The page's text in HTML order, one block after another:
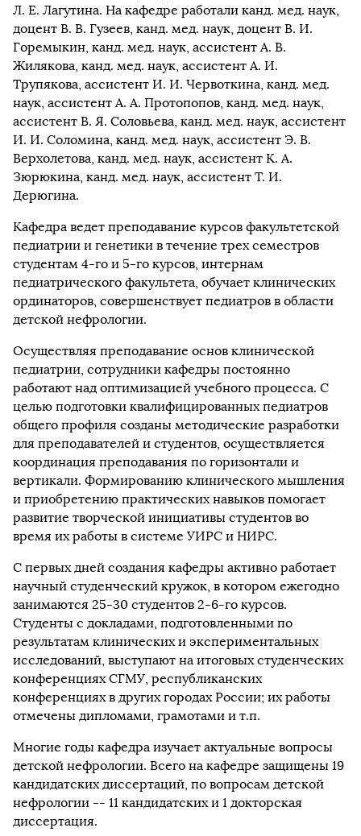
Л. Е. Лагутина. На кафедре работали канд. мед. наук,
доцент В. В. Гузеев, канд. мед. наук, доцент В. И.
Горемыкин, канд. мед. наук, ассистент А. В.
Жилякова, канд. мед. наук, ассистент А. И.
Трупякова, ассистент И. И. Червоткина, канд. мед.
наук, ассистент А. А. Протопопов, канд. мед. наук,
ассистент В. Я. Соловьева, канд. мед. наук, ассистент
И. И. Соломина, канд. мед. наук, ассистент Э. В.
Верхолетова, канд. мед. наук, ассистент К. А.
Зюрюкина, канд. мед. наук, ассистент Т. И.
Дерюгина.
Кафедра ведет преподавание курсов факультетской
педиатрии и генетики в течение трех семестров
студентам 4-го и 5-го курсов, интернам
педиатрического факультета, обучает клинических
ординаторов, совершенствует педиатров в области
детской нефрологии.
Осуществляя преподавание основ клинической
педиатрии, сотрудники кафедры постоянно
работают над оптимизацией учебного процесса. С
целью подготовки квалифицированных педиатров
общего профиля созданы методические разработки
для преподавателей и студентов, осуществляется
координация преподавания по горизонтали и
вертикали. Формированию клинического мышления
и приобретению практических навыков помогает
развитие творческой инициативы студентов во
время их работы в системе УИРС и НИРС.
С первых дней создания кафедры активно работает
научный студенческий кружок, в котором ежегодно
занимаются 25-30 студентов 2-6-го курсов.
Студенты с докладами, подготовленными по
результатам клинических и экспериментальных
исследований, выступают на итоговых студенческих
конференциях СГМУ, республиканских
конференциях в других городах России; их работы
отмечены дипломами, грамотами и т.п.
Многие годы кафедра изучает актуальные вопросы
детской нефрологии. Всего на кафедре защищены 19
кандидатских диссертаций, по вопросам детской
нефрологии -- 11 кандидатских и 1 докторская
диссертация.